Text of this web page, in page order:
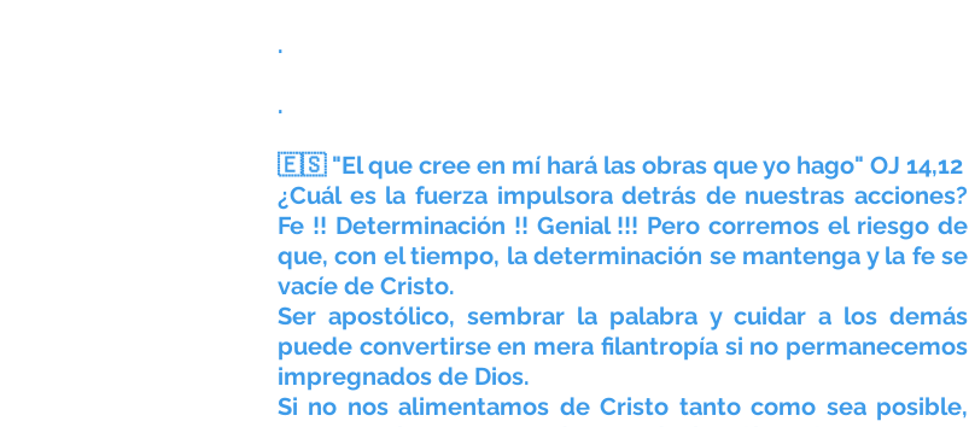
.
.
🇪🇸 "El que cree en mí hará las obras que yo hago" OJ 14,12
¿Cuál es la fuerza impulsora detrás de nuestras acciones?
Fe !! Determinación !! Genial !!! Pero corremos el riesgo de
que, con el tiempo, la determinación se mantenga y la fe se
vacíe de Cristo.
Ser apostólico, sembrar la palabra y cuidar a los demás
puede convertirse en mera filantropía si no permanecemos
impregnados de Dios.
Si no nos alimentamos de Cristo tanto como sea posible,